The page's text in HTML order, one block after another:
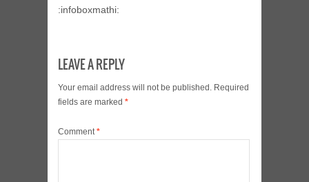
:infoboxmathi:
LEAVE A REPLY
Your email address will not be published. Required
fields are marked *
Comment*